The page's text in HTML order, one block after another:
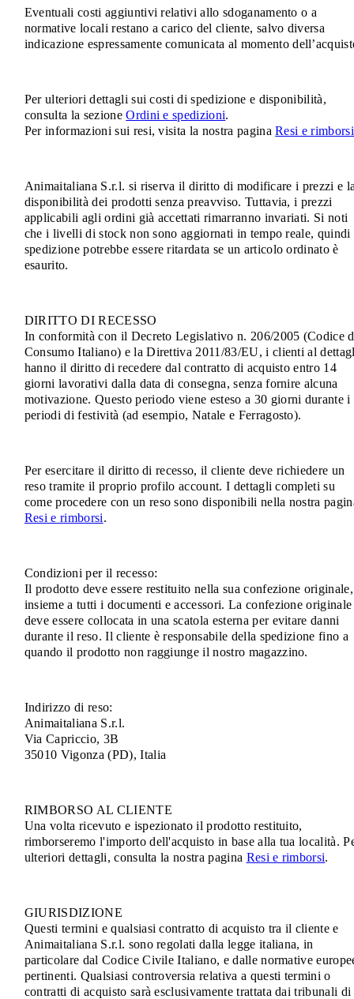
Eventuali costi aggiuntivi relativi allo sdoganamento o a
normative locali restano a carico del cliente, salvo diversa
indicazione espressamente comunicata al momento
Per ulteriori dettagli sui costi di spedizione e disponibilità,
consulta la sezioneOrdini e spedizioni.
Per informazioni sui resi, visita la nostra paginaResi e rimborsi
Animaitaliana S.r.l. si riserva il diritto di modificare i prezzi e
disponibilità dei prodotti senza preavviso. Tuttavia, i prezzi
applicabili agli ordini già accettati rimarranno invariati. Si noti
che i livelli di stock non sono aggiornati in tempo reale, quindi
spedizione potrebbe essere ritardata se un articolo ordinato è
esaurito.
DIRITTO DI RECESSO
In conformità con il Decreto Legislativo n. 206/2005 (Codice
Consumo Italiano) e la Direttiva 2011/83/EU, i clienti al
hanno il diritto di recedere dal contratto di acquisto entro 14
giorni lavorativi dalla data di consegna, senza fornire alcuna
motivazione. Questo periodo viene esteso a 30 giorni durante i
periodi di festività (ad esempio, Natale e Ferragosto).
Per esercitare il diritto di recesso, il cliente deve richiedere un
reso tramite il proprio profilo account. I dettagli completi su
come procedere con un reso sono disponibili nella nostra
Resi e rimborsi.
Condizioni per il recesso:
Il prodotto deve essere restituito nella sua confezione originale,
insieme a tutti i documenti e accessori. La confezione originale
deve essere collocata in una scatola esterna per evitare danni
durante il reso. Il cliente è responsabile della spedizione fino a
quando il prodotto non raggiunge il nostro magazzino.
Indirizzo di reso:
Animaitaliana S.r.l.
Via Capriccio, 3B
35010 Vigonza (PD), Italia
RIMBORSO AL CLIENTE
Una volta ricevuto e ispezionato il prodotto restituito,
rimborseremo l'importo dell'acquisto in base alla tua località.
ulteriori dettagli, consulta la nostra pagina Resi e rimborsi.
GIURISDIZIONE
Questi termini e qualsiasi contratto di acquisto tra il cliente e
Animaitaliana S.r.l. sono regolati dalla legge italiana, in
particolare dal Codice Civile Italiano, e dalle normative
pertinenti. Qualsiasi controversia relativa a questi termini o
contratti di acquisto sarà esclusivamente trattata dai tribunali di